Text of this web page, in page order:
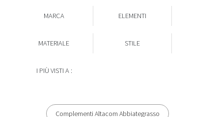
MARCA ELEMENTI
MATERIALE STILE
I PIÙ VISTI A :
Complementi Altacom Abbiategrasso